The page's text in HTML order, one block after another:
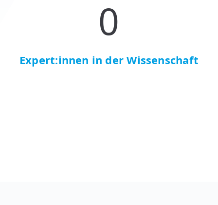
0
Expert:innen in der Wissenschaft